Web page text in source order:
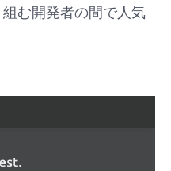
む開発者の間で人気